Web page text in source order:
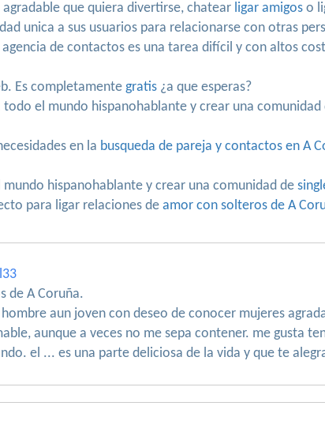
que quiera divertirse, chatear ligar amigos o
unica a sus usuarios para relacionarse con otras
agencia de contactos es una tarea difícil y con altos
Es completamente gratis ¿a que esperas?
el mundo hispanohablante y crear una
en la busqueda de pareja y contactos en A
hispanohablante y crear una comunidad de
para ligar relaciones de amor con solteros de A
de A Coruña.
aun joven con deseo de conocer mujeres
aunque a veces no me sepa contener. me gusta
el ... es una parte deliciosa de la vida y que te